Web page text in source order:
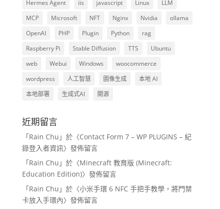
Hermes Agent iis javascript Linux
LLM
MCP
Microsoft NFT Nginx Nvidia
ollama
OpenAI
PHP Plugin Python
rag
Raspberry Pi
Stable Diffusion TTS
Ubuntu
web
Webui Windows
woocommerce
wordpress
人工智慧 圖像生成
本地 AI
本地部署
生成式AI 開源
近期留言
「Rain Chu 」於〈Contact Form 7 – WP PLUGINS – 紀
錄登入者資訊〉發佈留言
「Rain Chu 」於〈Minecraft 教育版 (Minecraft:
Education Edition)〉發佈留言
「Rain Chu 」於〈小米手環 6 NFC 手把手教學，將門禁
卡放入手環內〉發佈留言